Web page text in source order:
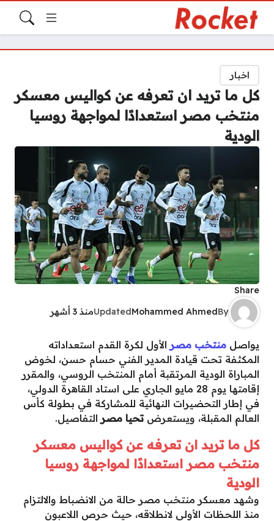
اخبار
كل ما تريد ان تعرفه عن كواليس معسكر
منتخب مصر استعدادًا لمواجهة روسيا
الودية
Share
By
Mohammed Ahmed
Updatedمنذ 3 أشهر
يواصل منتخب مصر الأول لكرة القدم استعداداته
المكثفة تحت قيادة المدير الفني حسام حسن، لخوض
المباراة الودية المرتقبة أمام المنتخب الروسي، والمقرر
إقامتها يوم 28 مايو الجاري على استاد القاهرة الدولي،
في إطار التحضيرات النهائية للمشاركة في بطولة كأس
العالم المقبلة، ويستعرضتحيا مصر التفاصيل.
كل ما تريد ان تعرفه عن كواليس معسكر
منتخب مصر استعدادًا لمواجهة روسيا
الودية
وشهد معسكر منتخب مصر حالة من الانضباط والالتزام
منذ اللحظات الأولى لانطلاقه، حيث حرص اللاعبون